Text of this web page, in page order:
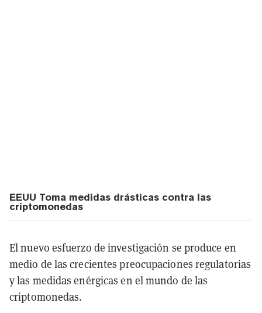
EEUU Toma medidas drásticas contra las
criptomonedas
El nuevo esfuerzo de investigación se produce en
medio de las crecientes preocupaciones regulatorias
y las medidas enérgicas en el mundo de las
criptomonedas.